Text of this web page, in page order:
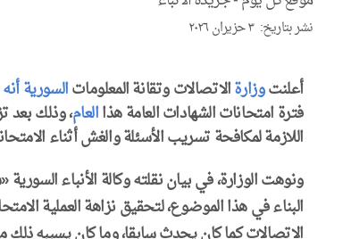
نشر بتاريخ: ٣ حزيران ٢٠٢٦
أعلنتوزارةالاتصالات وتقانة المعلوماتالسوريةأنه
فترة امتحانات الشهادات العامة هذاالعام، وذلك بعد
اللازمة لمكافحة تسريب الأسئلة والغش أثناء
ونوهت الوزارة، في بيان نقلته وكالة الأنباء السورية
البناء في هذا الموضوع، لتحقيق نزاهة العملية